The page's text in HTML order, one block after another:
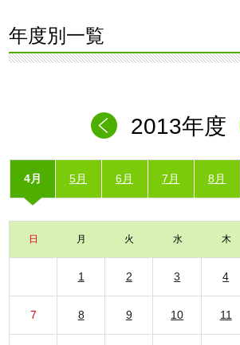
年度別一覧
2013年度
4月 5月 6月 7月 8月
日 月 火 水 木
1 2 3 4
7 8 9 10 11